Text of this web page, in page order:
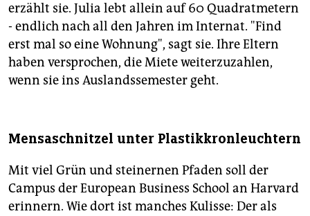
erzählt sie. Julia lebt allein auf 60 Quadratmetern
- endlich nach all den Jahren im Internat. "Find
erst mal so eine Wohnung", sagt sie. Ihre Eltern
haben versprochen, die Miete weiterzuzahlen,
wenn sie ins Auslandssemester geht.
Mensaschnitzel unter Plastikkronleuchtern
Mit viel Grün und steinernen Pfaden soll der
Campus der European Business School an Harvard
erinnern. Wie dort ist manches Kulisse: Der als